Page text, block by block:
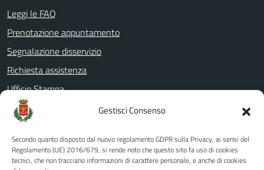
Gestisci Consenso
Secondo quanto disposto dal nuovo regolamento GDPR sulla Privacy, ai sensi del
Regolamento (UE) 2016/679, si rende noto che questo sito fa uso di cookies
tecnici, che non tracciano informazioni di carattere personale, e anche di cookies
Leggi le FAQ
Prenotazione appuntamento
Segnalazione disservizio
Richiesta assistenza
Ufficio Stampa
Amministrazione Trasparente
Albo pretorio
Informativa privacy
Note legali